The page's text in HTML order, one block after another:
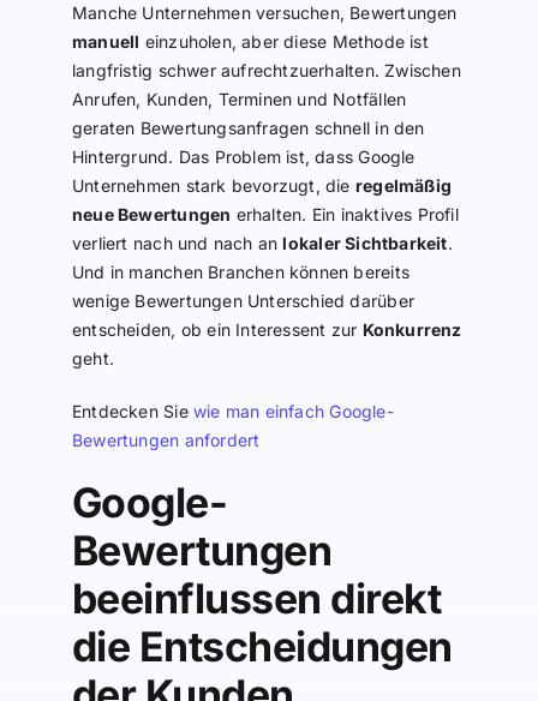
Manche Unternehmen versuchen, Bewertungen
manuell einzuholen, aber diese Methode ist
langfristig schwer aufrechtzuerhalten. Zwischen
Anrufen, Kunden, Terminen und Notfällen
geraten Bewertungsanfragen schnell in den
Hintergrund. Das Problem ist, dass Google
Unternehmen stark bevorzugt, die regelmäßig
neue Bewertungen erhalten. Ein inaktives Profil
verliert nach und nach anlokaler Sichtbarkeit.
Und in manchen Branchen können bereits
wenige Bewertungen Unterschied darüber
entscheiden, ob ein Interessent zur Konkurrenz
geht.
Entdecken Sie wie man einfach Google-
Bewertungen anfordert
Google-
Bewertungen
beeinflussen direkt
die Entscheidungen